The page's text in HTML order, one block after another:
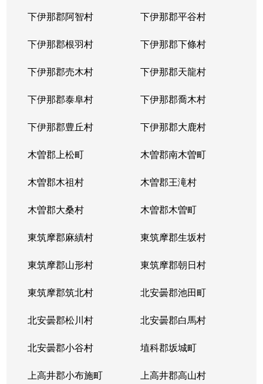
下伊那郡阿智村 下伊那郡平谷村
下伊那郡根羽村 下伊那郡下條村
下伊那郡売木村 下伊那郡天龍村
下伊那郡泰阜村 下伊那郡喬木村
下伊那郡豊丘村 下伊那郡大鹿村
木曽郡上松町 木曽郡南木曽町
木曽郡木祖村 木曽郡王滝村
木曽郡大桑村 木曽郡木曽町
東筑摩郡麻績村 東筑摩郡生坂村
東筑摩郡山形村 東筑摩郡朝日村
東筑摩郡筑北村 北安曇郡池田町
北安曇郡松川村 北安曇郡白馬村
北安曇郡小谷村 埴科郡坂城町
上高井郡小布施町 上高井郡高山村